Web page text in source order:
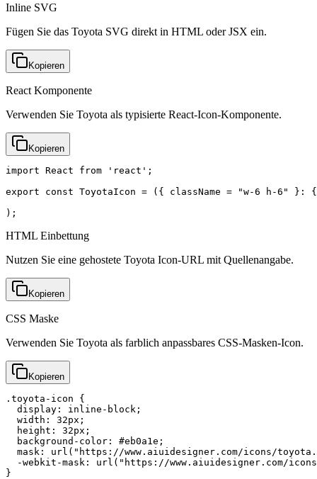
Inline SVG
Fügen Sie das Toyota SVG direkt in HTML oder JSX ein.
Kopieren
React Komponente
Verwenden Sie Toyota als typisierte React-Icon-Komponente.
Kopieren
import React from 'react';
export const ToyotaIcon = ({ className = "w-6 h-6" }:
);
HTML Einbettung
Nutzen Sie eine gehostete Toyota Icon-URL mit Quellenangabe.
Kopieren
CSS Maske
Verwenden Sie Toyota als farblich anpassbares CSS-Masken-Icon.
Kopieren
.toyota-icon {
  display: inline-block;
  width: 32px;
  height: 32px;
  background-color: #eb0a1e;
mask: url("https://www.aiuidesigner.com/icons/
-webkit-mask: url("https://www.aiuidesigner.com/
}